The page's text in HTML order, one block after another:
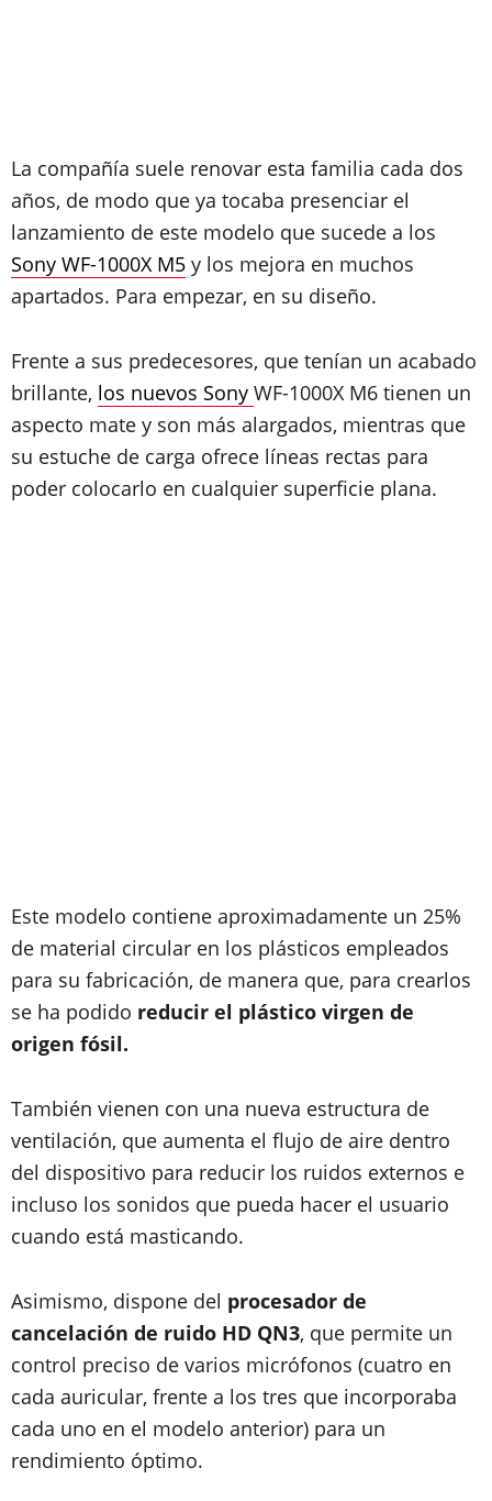
La compañía suele renovar esta familia cada dos
años, de modo que ya tocaba presenciar el
lanzamiento de este modelo que sucede a los
Sony WF-1000X M5 y los mejora en muchos
apartados. Para empezar, en su diseño.
Frente a sus predecesores, que tenían un acabado
brillante, los nuevos Sony WF-1000X M6 tienen un
aspecto mate y son más alargados, mientras que
su estuche de carga ofrece líneas rectas para
poder colocarlo en cualquier superficie plana.
Este modelo contiene aproximadamente un 25%
de material circular en los plásticos empleados
para su fabricación, de manera que, para crearlos
se ha podido reducir el plástico virgen de
origen fósil.
También vienen con una nueva estructura de
ventilación, que aumenta el flujo de aire dentro
del dispositivo para reducir los ruidos externos e
incluso los sonidos que pueda hacer el usuario
cuando está masticando.
Asimismo, dispone del procesador de
cancelación de ruido HD QN3, que permite un
control preciso de varios micrófonos (cuatro en
cada auricular, frente a los tres que incorporaba
cada uno en el modelo anterior) para un
rendimiento óptimo.